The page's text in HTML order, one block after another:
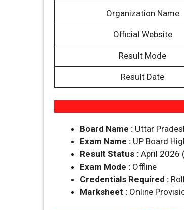
Organization Name
Official Website
Result Mode
Result Date
Board Name : Uttar
Exam Name : UP Board
Result Status : April 2026
Exam Mode : Offline
Credentials Required :
Marksheet : Online